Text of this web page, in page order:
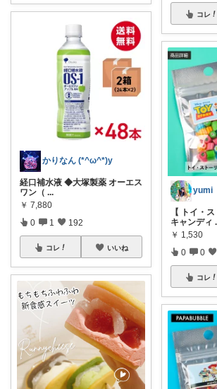
かりなん (*^ω^*)y
経口補水液 ◆大塚製薬 オーエス
ワン（ ...
￥ 7,880
0 1 192
コレ いいね
コレ
yumi
【 トイ・
キャンディ
￥ 1,530
0 0
コレ